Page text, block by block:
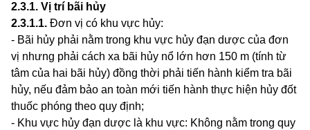
2.3.1. Vị trí bãi hủy
2.3.1.1. Đơn vị có khu vực hủy:
- Bãi hủy phải nằm trong khu vực hủy đạn dược của đơn
vị nhưng phải cách xa bãi hủy nổ lớn hơn 150 m (tính từ
tâm của hai bãi hủy) đồng thời phải tiến hành kiểm tra bãi
hủy, nếu đảm bảo an toàn mới tiến hành thực hiện hủy đốt
thuốc phóng theo quy định;
- Khu vực hủy đạn dược là khu vực: Không nằm trong quy